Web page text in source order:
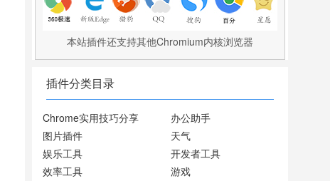
本站插件还支持其他Chromium内核浏览器
插件分类目录
Chrome实用技巧分享
办公助手
图片插件
天气
娱乐工具
开发者工具
效率工具
游戏